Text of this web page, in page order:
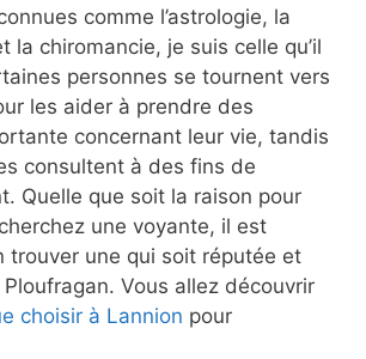
comme l’astrologie, la
la chiromancie, je suis celle qu’il
personnes se tournent vers
les aider à prendre des
concernant leur vie, tandis
consultent à des fins de
Quelle que soit la raison pour
une voyante, il est
trouver une qui soit réputée et
Vous allez découvrir
choisir à Lannion pour